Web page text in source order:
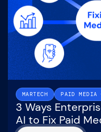
MARTECH PAID MEDIA
3 Ways
AI to Fix Paid